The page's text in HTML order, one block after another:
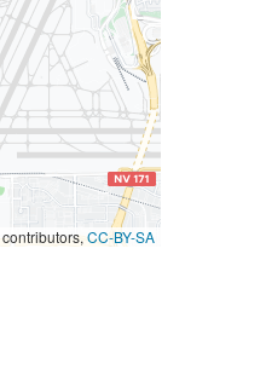
contributors, CC-BY-SA